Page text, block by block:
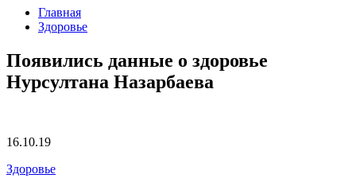
Главная
Здоровье
Появились данные о здоровье
Нурсултана Назарбаева
16.10.19
Здоровье